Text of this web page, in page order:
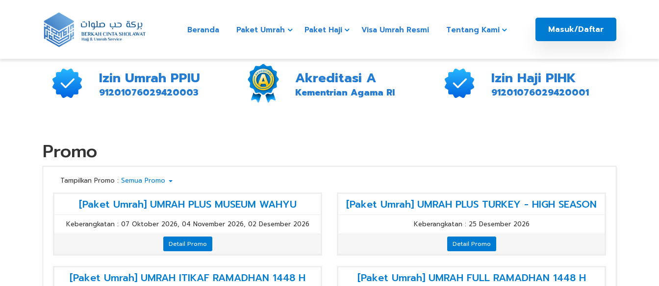
Beranda Paket Umrah Paket Haji Visa Umrah Resmi Tentang Kami Masuk/Daftar
Izin Umrah PPIU
91201076029420003
Akreditasi A
Kementrian Agama RI
Izin Haji PIHK
91201076029420001
Promo
Tampilkan Promo : Semua Promo
[Paket Umrah] UMRAH PLUS MUSEUM WAHYU
Keberangkatan : 07 Oktober 2026, 04 November 2026, 02 Desember 2026
Detail Promo
[Paket Umrah] UMRAH PLUS TURKEY - HIGH SEASON
Keberangkatan : 25 Desember 2026
Detail Promo
[Paket Umrah] UMRAH ITIKAF RAMADHAN 1448 H [Paket Umrah] UMRAH FULL RAMADHAN 1448 H